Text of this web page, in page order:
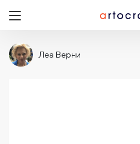
Леа Верни